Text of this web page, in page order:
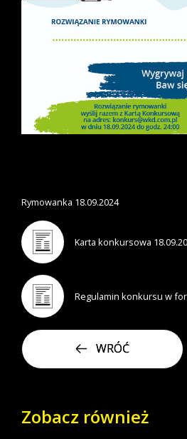
Rymowanka 18.09.2024
Karta konkursowa
Regulamin konkursu w
WRÓĆ
Zobacz również